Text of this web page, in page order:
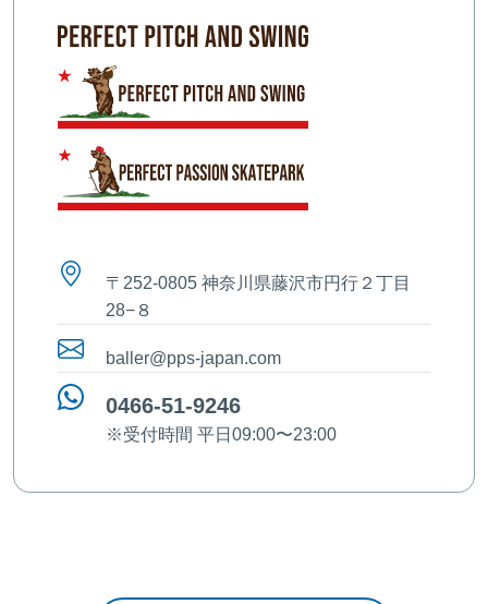
〒252-0805 神奈川県藤沢市円行２丁目
28−８
baller@pps-japan.com
0466-51-9246
※受付時間 平日09:00〜23:00